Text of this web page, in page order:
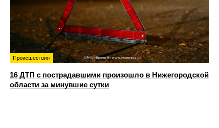
Происшествия
16 ДТП с пострадавшими произошло в Нижегородской
области за минувшие сутки